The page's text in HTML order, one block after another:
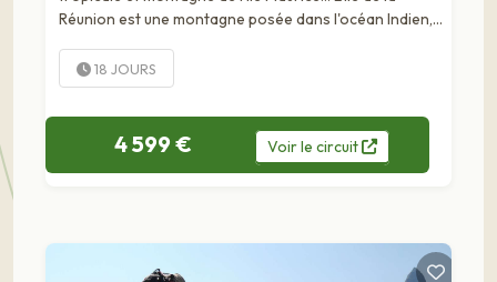
Réunion est une montagne posée dans l'océan Indien,
volcaniques comme les...
18 JOURS
4 599 € Voirle circuit